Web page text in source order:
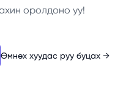
оролдоно уу!
Өмнөх хуудас руу буцах →